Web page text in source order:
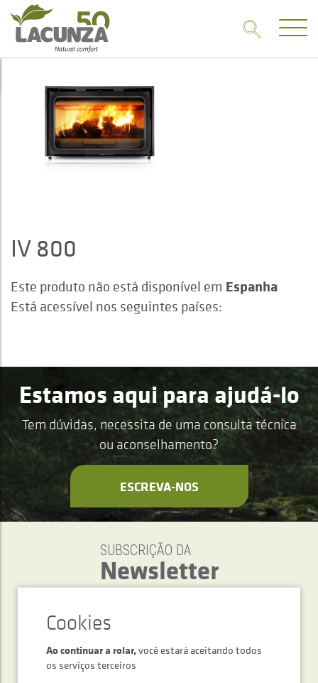
IV 800
Este produto não está disponível em Espanha
Está acessível nos seguintes países:
Estamos aqui para ajudá-lo
Tem dúvidas, necessita de uma consulta técnica
ou aconselhamento?
ESCREVA-NOS
SUBSCRIÇÃO DA
Newsletter
Ao continuar a rolar,você estará aceitando todos
os serviços terceiros